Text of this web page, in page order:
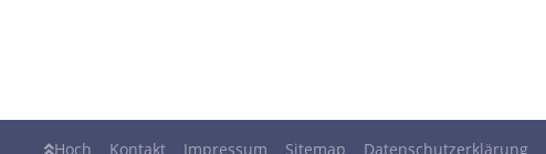
Hoch Kontakt Impressum Sitemap Datenschutzerklärung